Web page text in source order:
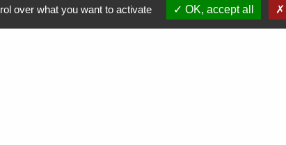
over what you want to activate OK, accept all